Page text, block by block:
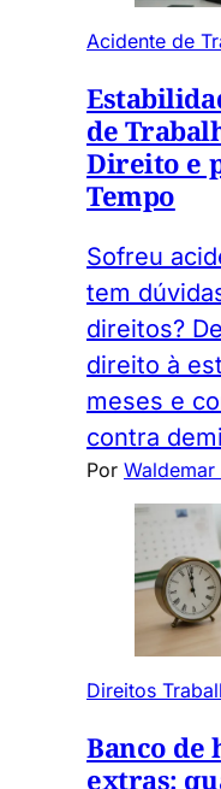
Acidente de
de
Direito e
Tempo
Sofreu
tem
direitos?
direito à
meses e
contra
Por Waldemar
Direitos
Banco de
extras: